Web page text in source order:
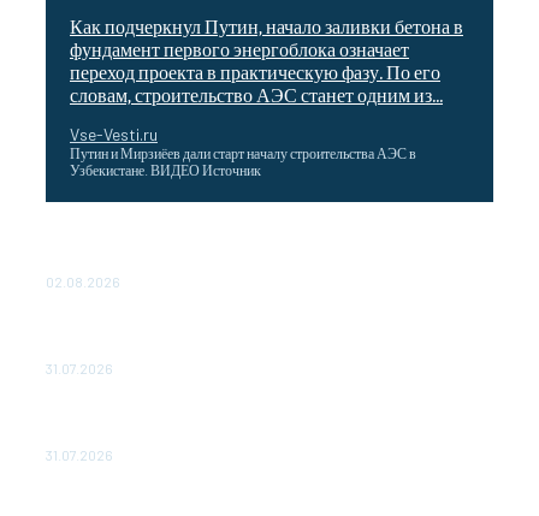
Как подчеркнул Путин, начало заливки бетона в
фундамент первого энергоблока означает
переход проекта в практическую фазу. По его
словам, строительство АЭС станет одним из...
Vse-Vesti.ru
Путин и Мирзиёев дали старт началу строительства АЭС в
Узбекистане. ВИДЕО Источник
02.08.2026
31.07.2026
31.07.2026